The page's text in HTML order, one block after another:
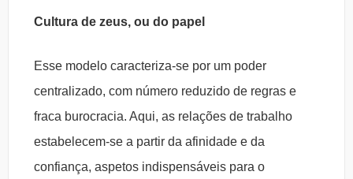
Cultura de zeus, ou do papel
Esse modelo caracteriza-se por um poder
centralizado, com número reduzido de regras e
fraca burocracia. Aqui, as relações de trabalho
estabelecem-se a partir da afinidade e da
confiança, aspetos indispensáveis para o